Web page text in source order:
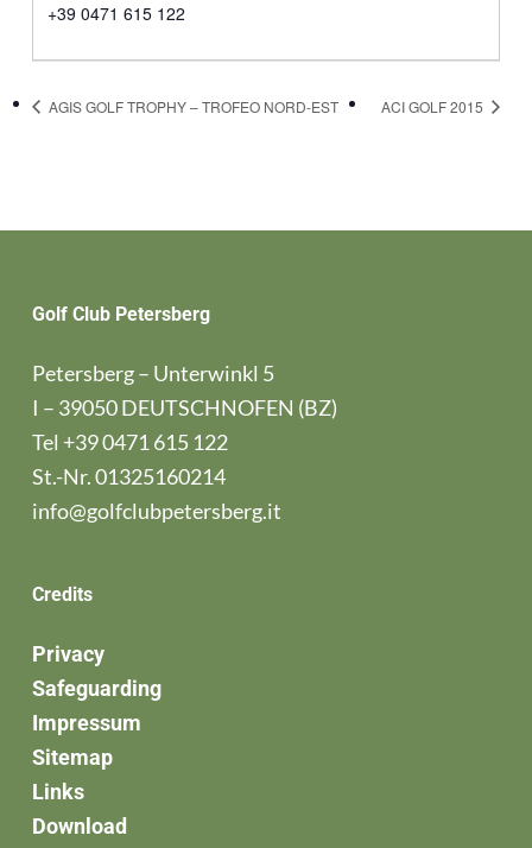
+39 0471 615 122
AGIS GOLF TROPHY – TROFEO NORD-EST ACI GOLF 2015
Golf Club Petersberg
Petersberg – Unterwinkl 5
I – 39050 DEUTSCHNOFEN (BZ)
Tel +39 0471 615 122
St.-Nr. 01325160214
info@golfclubpetersberg.it
Credits
Privacy
Safeguarding
Impressum
Sitemap
Links
Download